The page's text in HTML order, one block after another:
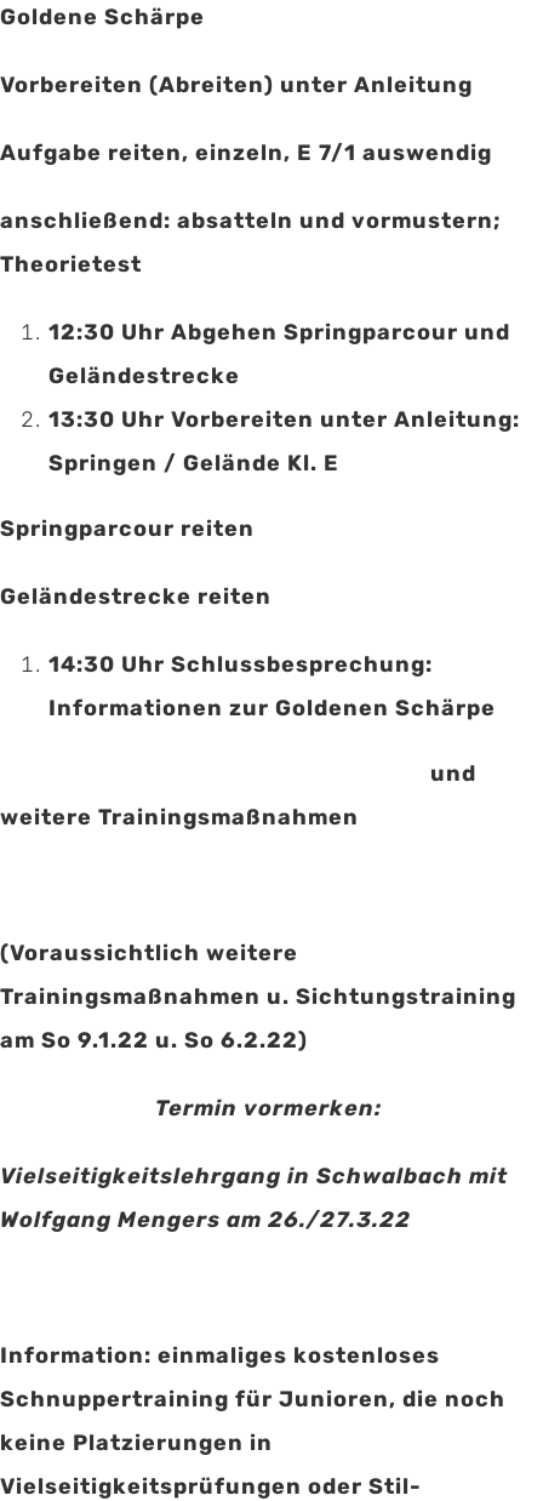
Goldene Schärpe
Vorbereiten (Abreiten) unter Anleitung
Aufgabe reiten, einzeln, E 7/1 auswendig
anschließend: absatteln und vormustern;
Theorietest
12:30 Uhr Abgehen Springparcour und
Geländestrecke
13:30 Uhr Vorbereiten unter Anleitung:
Springen / Gelände Kl. E
Springparcour reiten
Geländestrecke reiten
14:30 Uhr Schlussbesprechung:
Informationen zur Goldenen Schärpe
und
weitere Trainingsmaßnahmen
(Voraussichtlich weitere
Trainingsmaßnahmen u. Sichtungstraining
am So 9.1.22 u. So 6.2.22)
Termin vormerken:
Vielseitigkeitslehrgang in Schwalbach mit
Wolfgang Mengers am 26./27.3.22
Information: einmaliges kostenloses
Schnuppertraining für Junioren, die noch
keine Platzierungen in
Vielseitigkeitsprüfungen oder Stil-